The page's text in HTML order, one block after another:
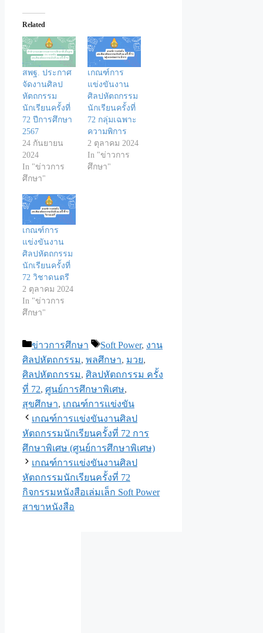
Related
สพฐ. ประกาศ
จัดงานศิลป
หัตถกรรม
นักเรียนครั้งที่
72 ปีการศึกษา
2567
24 กันยายน
2024
In "ข่าวการ
ศึกษา"
เกณฑ์การ
แข่งขันงาน
ศิลปหัตถกรรม
นักเรียนครั้งที่
72 กลุ่มเฉพาะ
ความพิการ
2 ตุลาคม 2024
In "ข่าวการ
ศึกษา"
เกณฑ์การ
แข่งขันงาน
ศิลปหัตถกรรม
นักเรียนครั้งที่
72 วิชาดนตรี
2 ตุลาคม 2024
In "ข่าวการ
ศึกษา"
Categories
ข่าวการศึกษา Tags
Soft Power, งาน
ศิลปหัตถกรรม, พลศึกษา, มวย,
ศิลปหัตถกรรม, ศิลปหัตถกรรม ครั้ง
ที่ 72, ศูนย์การศึกษาพิเศษ,
สุขศึกษา, เกณฑ์การแข่งขัน
เกณฑ์การแข่งขันงานศิลป
หัตถกรรมนักเรียนครั้งที่ 72 การ
ศึกษาพิเศษ (ศูนย์การศึกษาพิเศษ)
เกณฑ์การแข่งขันงานศิลป
หัตถกรรมนักเรียนครั้งที่ 72
กิจกรรมหนังสือเล่มเล็ก Soft Power
สาขาหนังสือ